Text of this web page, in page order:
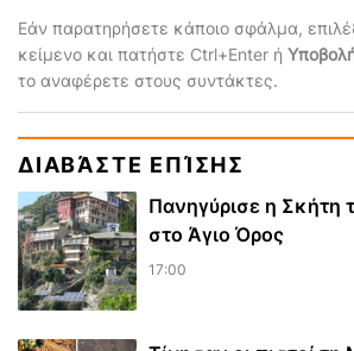
Εάν παρατηρήσετε κάποιο σφάλμα,
κείμενο και πατήστε Ctrl+Enter ή
το αναφέρετε στους συντάκτες.
ΔΙΑΒΆΣΤΕ ΕΠΊΣΗΣ
Πανηγύρισε η Σκήτη
στο Άγιο Όρος
17:00